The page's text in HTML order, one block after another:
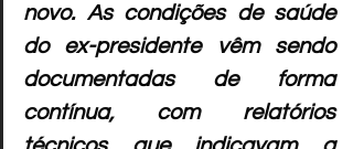
novo. As condições de saúde
do ex-presidente vêm sendo
documentadas de forma
contínua, com relatórios